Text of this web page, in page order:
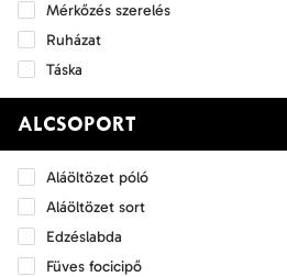
Mérkőzés szerelés
Ruházat
Táska
ALCSOPORT
Aláöltözet póló
Aláöltözet sort
Edzéslabda
Füves focicipő